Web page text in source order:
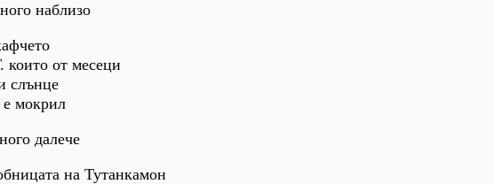
наблизо
които от месеци
слънце
мокрил
далече
на Тутанкамон